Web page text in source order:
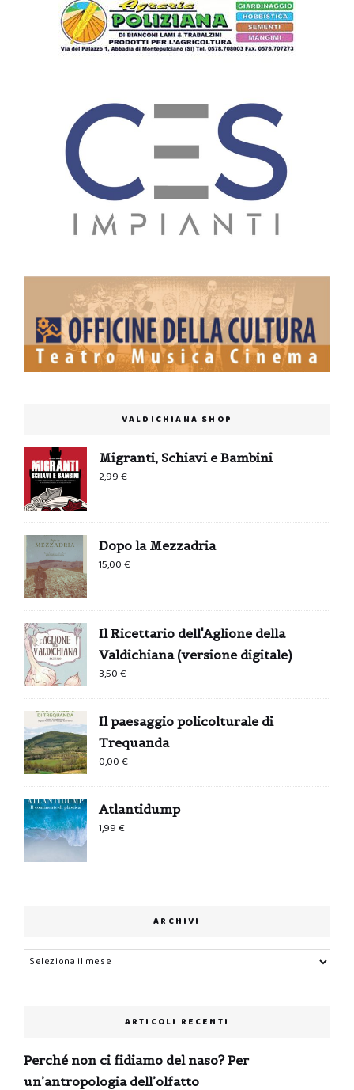
VALDICHIANA SHOP
Migranti, Schiavi e Bambini
2,99€
Dopo la Mezzadria
15,00€
Il Ricettario dell'Aglione della
Valdichiana (versione digitale)
3,50€
Il paesaggio policolturale di
Trequanda
0,00€
Atlantidump
1,99€
ARCHIVI
Archivi
ARTICOLI RECENTI
Perché non ci fidiamo del naso? Per
un’antropologia dell’olfatto